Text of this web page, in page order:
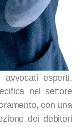
esperti,
nel settore
con una
dei debitori